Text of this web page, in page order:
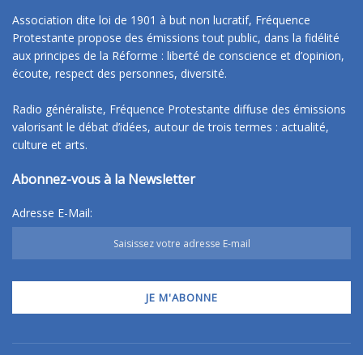
Association dite loi de 1901 à but non lucratif, Fréquence
Protestante propose des émissions tout public, dans la fidélité
aux principes de la Réforme : liberté de conscience et d’opinion,
écoute, respect des personnes, diversité.
Radio généraliste, Fréquence Protestante diffuse des émissions
valorisant le débat d’idées, autour de trois termes : actualité,
culture et arts.
Abonnez-vous à la Newsletter
Adresse E-Mail: